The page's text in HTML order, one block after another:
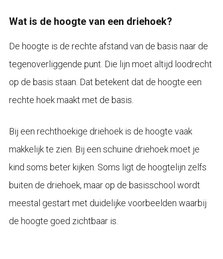
Wat is de hoogte van een driehoek?
De hoogte is de rechte afstand van de basis naar de
tegenoverliggende punt. Die lijn moet altijd loodrecht
op de basis staan. Dat betekent dat de hoogte een
rechte hoek maakt met de basis.
Bij een rechthoekige driehoek is de hoogte vaak
makkelijk te zien. Bij een schuine driehoek moet je
kind soms beter kijken. Soms ligt de hoogtelijn zelfs
buiten de driehoek, maar op de basisschool wordt
meestal gestart met duidelijke voorbeelden waarbij
de hoogte goed zichtbaar is.